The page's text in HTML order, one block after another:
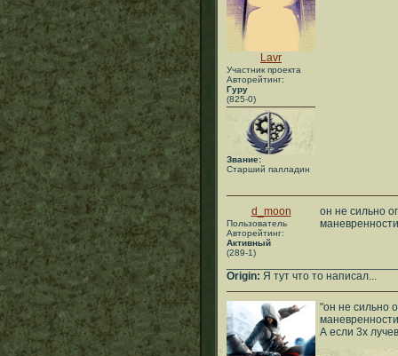
Lavr
Участник проекта
Авторейтинг:
Гуру
(825-0)
Звание:
Старший палладин
d_moon
Пользователь
Авторейтинг:
Активный
(289-1)
он не сильно
маневренности
Origin: Я тут что то написал...
"он не сильно
А если 3х